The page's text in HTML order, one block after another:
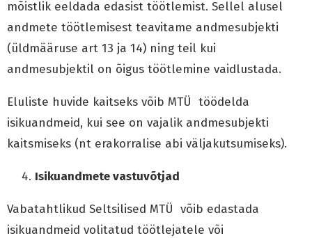
mõistlik eeldada edasist töötlemist. Sellel alusel
andmete töötlemisest teavitame andmesubjekti
(üldmääruse art 13 ja 14) ning teil kui
andmesubjektil on õigus töötlemine vaidlustada.
Eluliste huvide kaitseks võib MTÜ töödelda
isikuandmeid, kui see on vajalik andmesubjekti
kaitsmiseks (nt erakorralise abi väljakutsumiseks).
Isikuandmete vastuvõtjad
Vabatahtlikud Seltsilised MTÜ võib edastada
isikuandmeid volitatud töötlejatele või